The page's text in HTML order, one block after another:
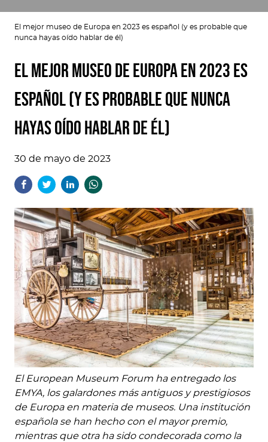
El mejor museo de Europa en 2023 es español (y es probable que
nunca hayas oído hablar de él)
El mejor museo de Europa en 2023 es
español (y es probable que nunca
hayas oído hablar de él)
30 de mayo de 2023
El European Museum Forum ha entregado los
EMYA, los galardones más antiguos y prestigiosos
de Europa en materia de museos. Una institución
española se han hecho con el mayor premio,
mientras que otra ha sido condecorada como la